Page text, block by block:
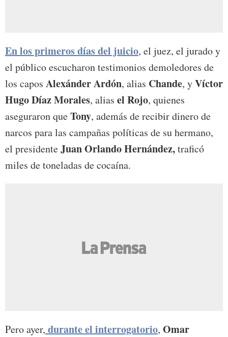
En los primeros días del juicio, el juez, el jurado y
el público escucharon testimonios demoledores de
los capos Alexánder Ardón, alias Chande, yVíctor
Hugo Díaz Morales, alias el Rojo, quienes
aseguraron queTony, además de recibir dinero de
narcos para las campañas políticas de su hermano,
el presidenteJuan Orlando Hernández,traficó
miles de toneladas de cocaína.
Pero ayer, durante el interrogatorio, Omar